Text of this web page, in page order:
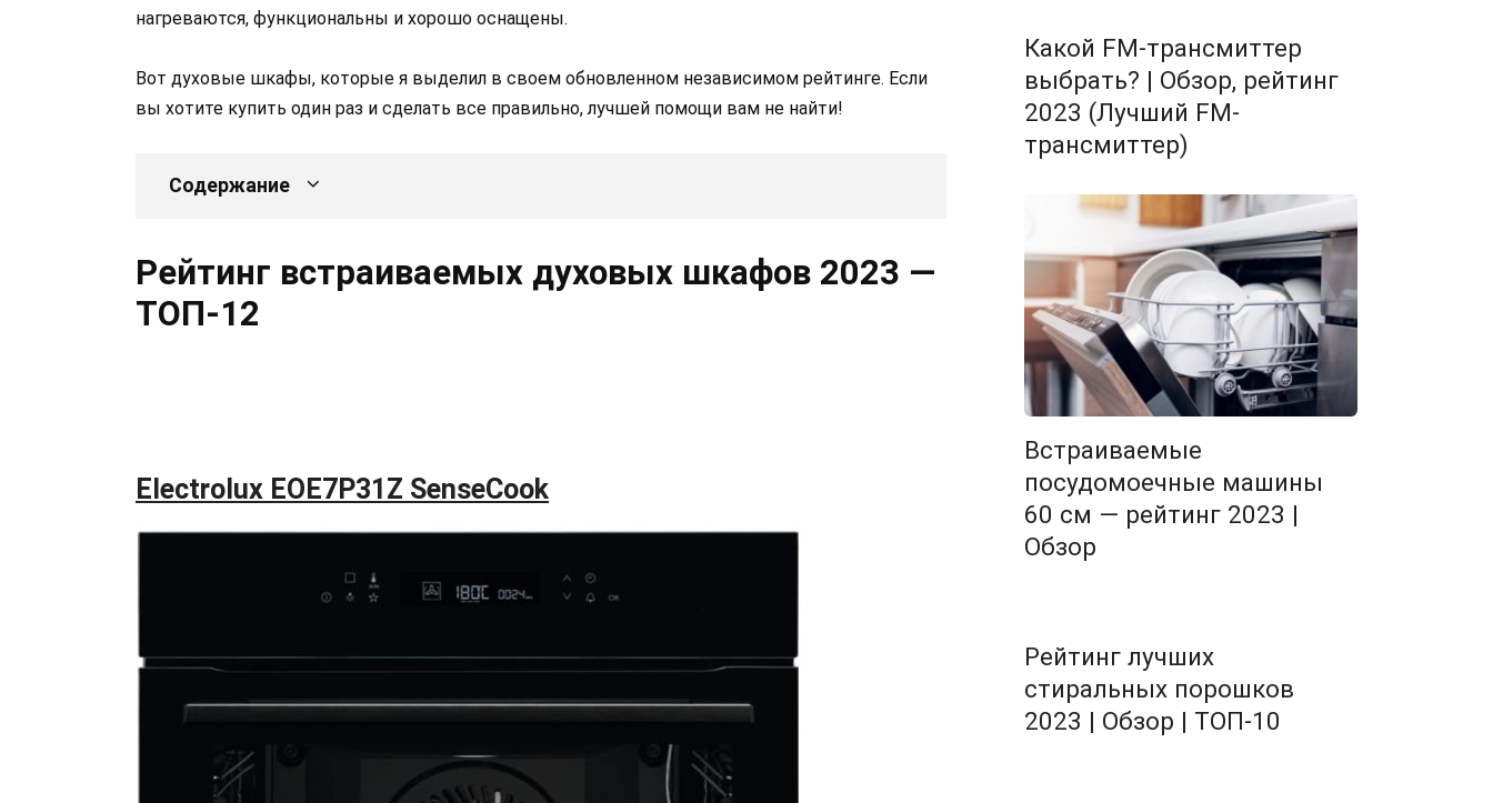
нагреваются, функциональны и хорошо оснащены.
Вот духовые шкафы, которые я выделил в своем обновленном независимом рейтинге. Если
вы хотите купить один раз и сделать все правильно, лучшей помощи вам не найти!
Содержание
Рейтинг встраиваемых духовых шкафов 2023 —
ТОП-12
Electrolux EOE7P31Z SenseCook
Какой FM-трансмиттер
выбрать? | Обзор, рейтинг
2023 (Лучший FM-
трансмиттер)
Встраиваемые
посудомоечные машины
60 см — рейтинг 2023 |
Обзор
Рейтинг лучших
стиральных порошков
2023 | Обзор | ТОП-10